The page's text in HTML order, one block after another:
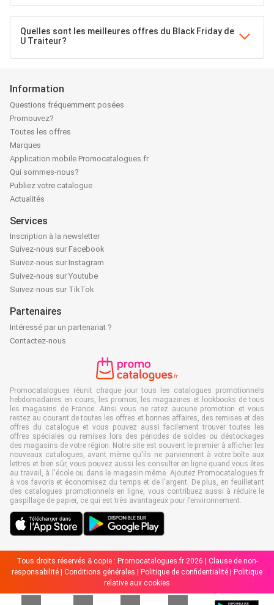
Quelles sont les meilleures offres du Black Friday de
U Traiteur?
Information
Questions fréquemment posées
Promouvez?
Toutes les offres
Marques
Application mobile Promocatalogues.fr
Qui sommes-nous?
Publiez votre catalogue
Actualités
Services
Inscription à la newsletter
Suivez-nous sur Facebook
Suivez-nous sur Instagram
Suivez-nous sur Youtube
Suivez-nous sur TikTok
Partenaires
Intéressé par un partenariat ?
Contactez-nous
Promocatalogues réunit chaque jour tous les catalogues promotionnels
hebdomadaires en cours, les promos, les magazines et lookbooks de tous
les magasins de France. Ainsi vous ne ratez aucune promotion et vous
restez au courant de toutes les offres et bonnes affaires, des remises et des
offres du catalogue et vous pouvez aussi facilement trouver toutes les
offres spéciales ou remises lors des périodes de soldes ou déstockages
des magasins de votre région. Notre site est souvent le premier à afficher les
nouveaux catalogues, avant même qu'ils ne parviennent à votre boîte aux
lettres et bien sûr, vous pouvez aussi les consulter en ligne quand vous êtes
au travail, à l'école ou dans le magasin même. Ajoutez Promocatalogues.fr
à vos favoris et économisez du temps et de l'argent. De plus, en feuilletant
des catalogues promotionnels en ligne, vous contribuez aussi à réduire le
gaspillage de papier, ce qui est très avantageux pour l’environnement.
Tous droits réservés & copie : Promocatalogues.fr 2026 | Clause de non-
responsabilité
Conditions générales Politique de confidentialité
Politique
relative aux cookies